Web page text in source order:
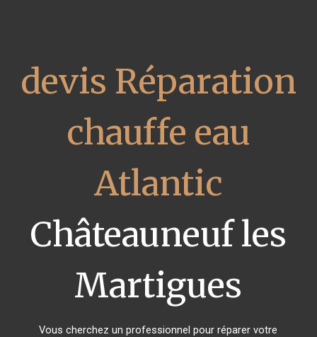
devis Réparation
chauffe eau
Atlantic
Châteauneuf les
Martigues
Vous cherchez un professionnel pour réparer votre